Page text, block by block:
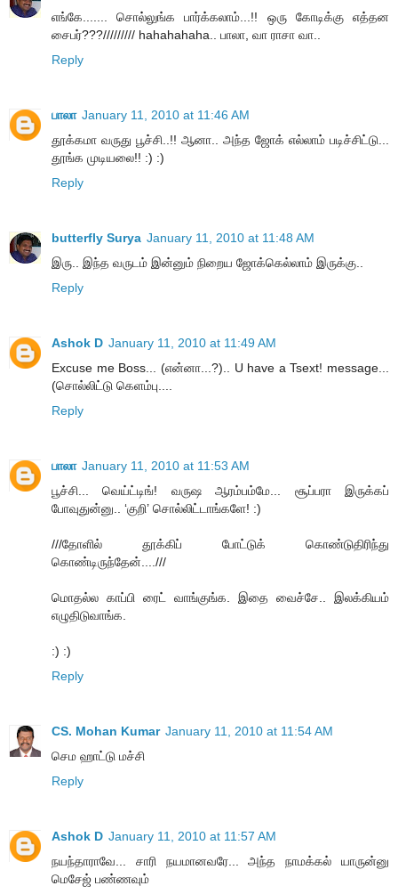
எங்கே....... சொல்லுங்க பார்க்கலாம்...!! ஒரு கோடிக்கு எத்தன
சைபர்???///////// hahahahaha.. பாலா, வா ராசா வா..
Reply
பாலா January 11, 2010 at 11:46 AM
தூக்கமா வருது பூச்சி..!! ஆனா.. அந்த ஜோக் எல்லாம் படிச்சிட்டு...
தூங்க முடியலை!! :) :)
Reply
butterfly Surya January 11, 2010 at 11:48 AM
இரு.. இந்த வருடம் இன்னும் நிறைய ஜோக்கெல்லாம் இருக்கு..
Reply
Ashok D January 11, 2010 at 11:49 AM
Excuse me Boss... (என்னா...?).. U have a Tsext! message...
(சொல்லிட்டு கெளம்பு....
Reply
பாலா January 11, 2010 at 11:53 AM
பூச்சி... வெய்ட்டிங்! வருஷ ஆரம்பம்மே... சூப்பரா இருக்கப்
போவுதுன்னு.. ‘குறி’ சொல்லிட்டாங்களே! :)
///தோளில் தூக்கிப் போட்டுக் கொண்டுதிரிந்து
கொண்டிருந்தேன்....///
மொதல்ல காப்பி ரைட் வாங்குங்க. இதை வைச்சே.. இலக்கியம்
எழுதிடுவாங்க.
:) :)
Reply
CS. Mohan Kumar January 11, 2010 at 11:54 AM
செம ஹாட்டு மச்சி
Reply
Ashok D January 11, 2010 at 11:57 AM
நயந்தாராவே... சாரி நயமானவரே... அந்த நாமக்கல் யாருன்னு
மெசேஜ் பண்ணவும்